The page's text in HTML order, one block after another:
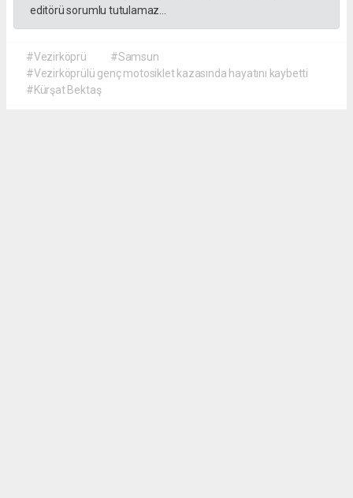
editörü sorumlu tutulamaz...
#Vezirköprü
#Samsun
#Vezirköprülü genç motosiklet kazasında hayatını kaybetti
#Kürşat Bektaş